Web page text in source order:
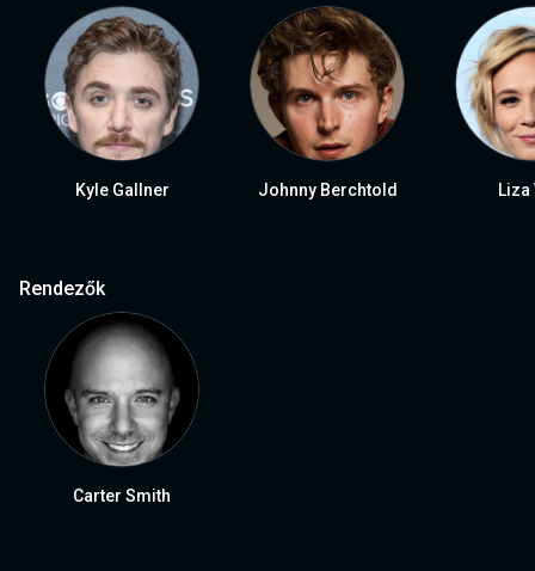
Kyle Gallner Johnny Berchtold Liza
Rendezők
Carter Smith